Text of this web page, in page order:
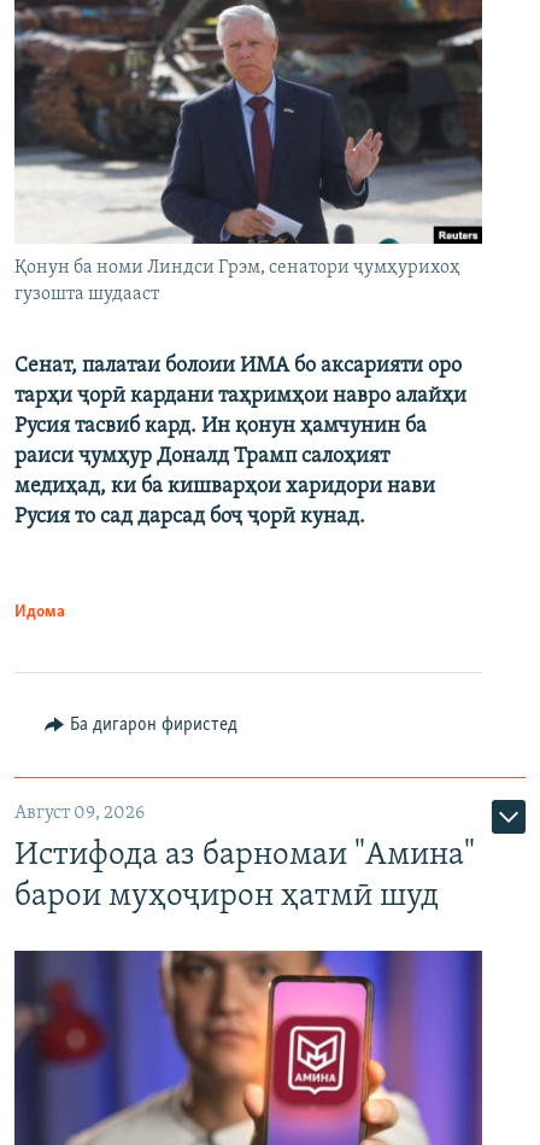
Қонун ба номи Линдси Грэм, сенатори ҷумҳурихоҳ
гузошта шудааст
Сенат, палатаи болоии ИМА бо аксарияти оро
тарҳи ҷорӣ кардани таҳримҳои навро алайҳи
Русия тасвиб кард. Ин қонун ҳамчунин ба
раиси ҷумҳур Доналд Трамп салоҳият
медиҳад, ки ба кишварҳои харидори нави
Русия то сад дарсад боҷ ҷорӣ кунад.
Идома
Ба дигарон фиристед
Август 09, 2026
Истифода аз барномаи "Амина"
барои муҳоҷирон ҳатмӣ шуд